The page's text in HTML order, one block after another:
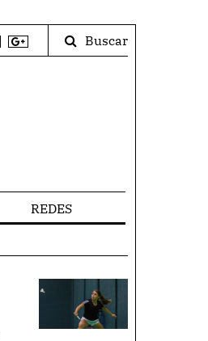
Buscar
REDES